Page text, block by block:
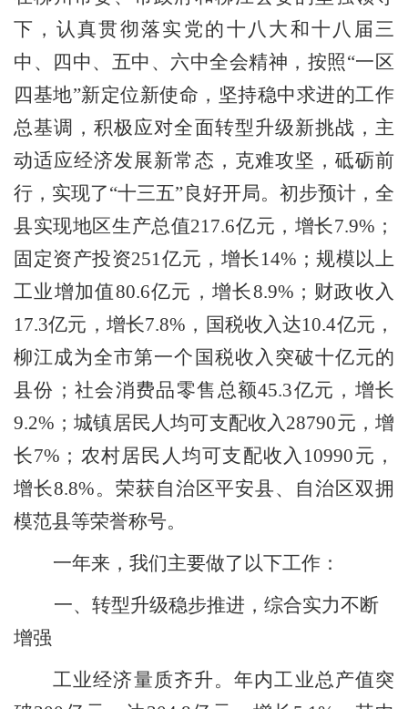
下，认真贯彻落实党的十八大和十八届三
中、四中、五中、六中全会精神，按照“一区
四基地”新定位新使命，坚持稳中求进的工作
总基调，积极应对全面转型升级新挑战，主
动适应经济发展新常态，克难攻坚，砥砺前
行，实现了“十三五”良好开局。初步预计，全
县实现地区生产总值217.6亿元，增长7.9% ；
固定资产投资251亿元，增长 14% ；规模以上
工业增加值80.6亿元，增长8.9% ；财政收入
17.3亿元，增长7.8% ，国税收入达10.4亿元，
柳江成为全市第一个国税收入突破十亿元的
县份；社会消费品零售总额45.3亿元，增长
9.2% ；城镇居民人均可支配收入28790元，增
长7% ；农村居民人均可支配收入 10990元，
增长8.8%。荣获自治区平安县、自治区双拥
模范县等荣誉称号。
一年来，我们主要做了以下工作：
一、转型升级稳步推进，综合实力不断
增强
工业经济量质齐升。年内工业总产值突